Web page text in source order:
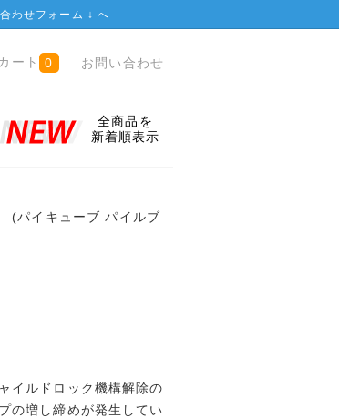
わせフォーム ↓へ
カート 0 お問い合わせ
全商品を
新着順表示
(パイキューブ パイルブ
イルドロック機構解除の
の増し締めが発生してい